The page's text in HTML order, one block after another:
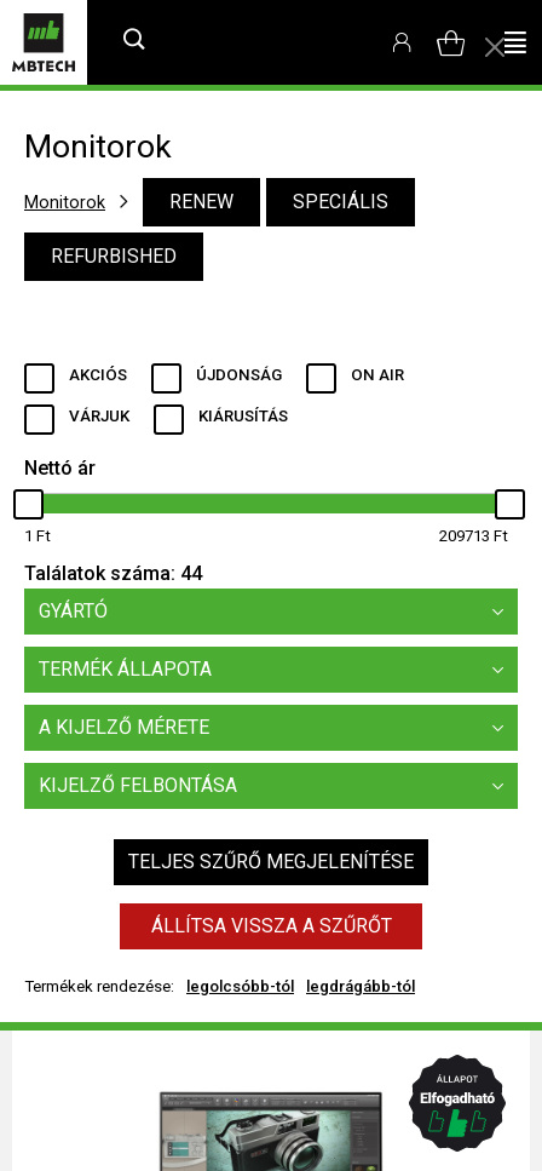
Monitorok
Monitorok RENEW SPECIÁLIS
REFURBISHED
AKCIÓS ÚJDONSÁG ON AIR
VÁRJUK KIÁRUSÍTÁS
Nettó ár
1 209713
Találatok száma: 44
GYÁRTÓ
TERMÉK ÁLLAPOTA
A KIJELZŐ MÉRETE
KIJELZŐ FELBONTÁSA
TELJES SZŰRŐ MEGJELENÍTÉSE
ÁLLÍTSA VISSZA A SZŰRŐT
Termékek rendezése: legolcsóbb-tól legdrágább-tól